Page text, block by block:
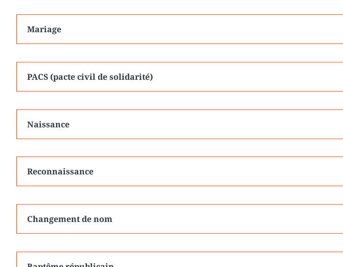
Mariage
PACS (pacte civil de solidarité)
Naissance
Reconnaissance
Changement de nom